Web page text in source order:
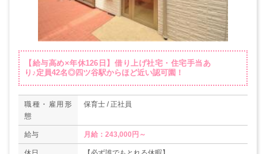
【給与高め×年休126日】借り上げ社宅・住宅手当あ
り♪定員42名◎四ツ谷駅からほど近い認可園！
職種・雇用形
態
保育士 / 正社員
給与